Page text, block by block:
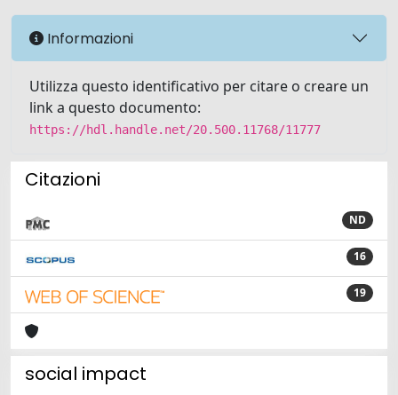
Informazioni
Utilizza questo identificativo per citare o creare un
link a questo documento:
https://hdl.handle.net/20.500.11768/11777
Citazioni
ND
16
19
social impact